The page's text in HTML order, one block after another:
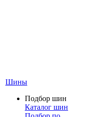
Шины
Подбор шин
Каталог шин